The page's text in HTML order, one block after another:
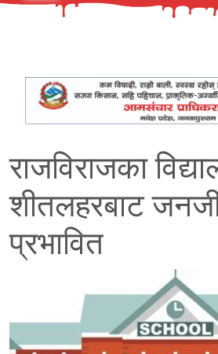
राजविराजका
शीतलहरबाट
प्रभावित